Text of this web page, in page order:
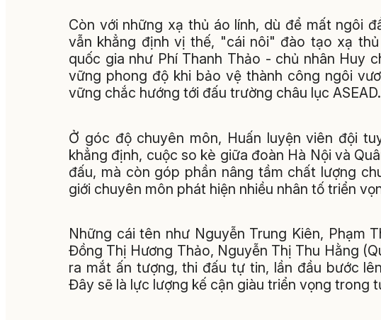
Còn với những xạ thủ áo lính, dù để mất ngôi
vẫn khẳng định vị thế, "cái nôi" đào tạo xạ
quốc gia như Phí Thanh Thảo - chủ nhân Huy
vững phong độ khi bảo vệ thành công ngôi
vững chắc hướng tới đấu trường châu lục ASEAD.
Ở góc độ chuyên môn, Huấn luyện viên đội
khẳng định, cuộc so kè giữa đoàn Hà Nội và
đấu, mà còn góp phần nâng tầm chất lượng
giới chuyên môn phát hiện nhiều nhân tố triển
Những cái tên như Nguyễn Trung Kiên, Phạm
Đồng Thị Hương Thảo, Nguyễn Thị Thu Hằng
ra mắt ấn tượng, thi đấu tự tin, lần đầu bước
Đây sẽ là lực lượng kế cận giàu triển vọng trong